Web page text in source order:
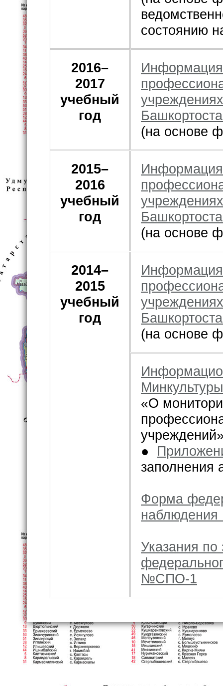
состоянию
2016–
2017
учебный
год
Информация
(на основе
2015–
2016
учебный
год
Информация
(на основе
2014–
2015
учебный
год
Информация
(на основе
«О
●
заполнения
Форма
Указания
№СПО-1